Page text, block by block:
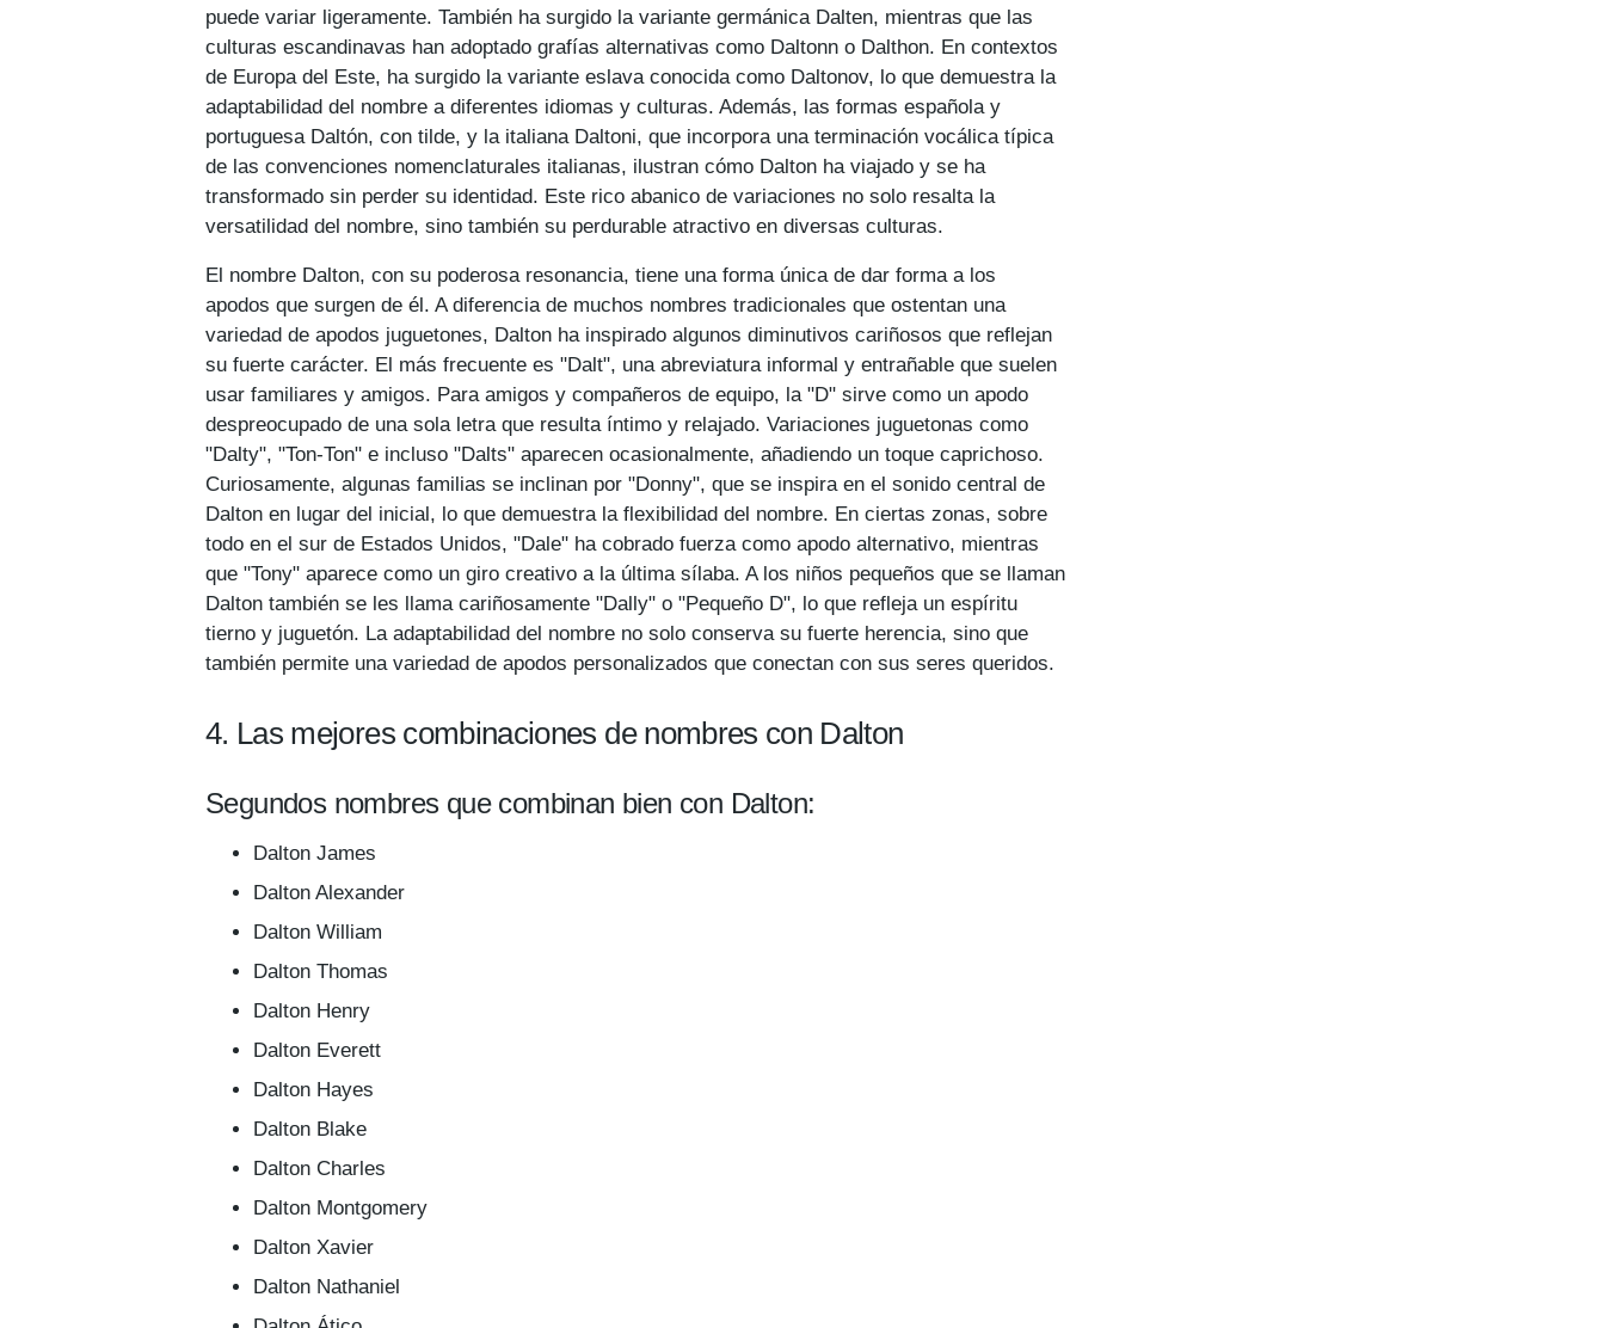
puede variar ligeramente. También ha surgido la variante germánica Dalten, mientras que las
culturas escandinavas han adoptado grafías alternativas como Daltonn o Dalthon. En contextos
de Europa del Este, ha surgido la variante eslava conocida como Daltonov, lo que demuestra la
adaptabilidad del nombre a diferentes idiomas y culturas. Además, las formas española y
portuguesa Daltón, con tilde, y la italiana Daltoni, que incorpora una terminación vocálica típica
de las convenciones nomenclaturales italianas, ilustran cómo Dalton ha viajado y se ha
transformado sin perder su identidad. Este rico abanico de variaciones no solo resalta la
versatilidad del nombre, sino también su perdurable atractivo en diversas culturas.
El nombre Dalton, con su poderosa resonancia, tiene una forma única de dar forma a los
apodos que surgen de él. A diferencia de muchos nombres tradicionales que ostentan una
variedad de apodos juguetones, Dalton ha inspirado algunos diminutivos cariñosos que reflejan
su fuerte carácter. El más frecuente es "Dalt", una abreviatura informal y entrañable que suelen
usar familiares y amigos. Para amigos y compañeros de equipo, la "D" sirve como un apodo
despreocupado de una sola letra que resulta íntimo y relajado. Variaciones juguetonas como
"Dalty", "Ton-Ton" e incluso "Dalts" aparecen ocasionalmente, añadiendo un toque caprichoso.
Curiosamente, algunas familias se inclinan por "Donny", que se inspira en el sonido central de
Dalton en lugar del inicial, lo que demuestra la flexibilidad del nombre. En ciertas zonas, sobre
todo en el sur de Estados Unidos, "Dale" ha cobrado fuerza como apodo alternativo, mientras
que "Tony" aparece como un giro creativo a la última sílaba. A los niños pequeños que se llaman
Dalton también se les llama cariñosamente "Dally" o "Pequeño D", lo que refleja un espíritu
tierno y juguetón. La adaptabilidad del nombre no solo conserva su fuerte herencia, sino que
también permite una variedad de apodos personalizados que conectan con sus seres queridos.
4. Las mejores combinaciones de nombres con Dalton
Segundos nombres que combinan bien con Dalton:
Dalton James
Dalton Alexander
Dalton William
Dalton Thomas
Dalton Henry
Dalton Everett
Dalton Hayes
Dalton Blake
Dalton Charles
Dalton Montgomery
Dalton Xavier
Dalton Nathaniel